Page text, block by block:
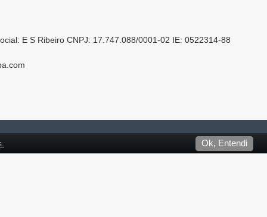
E S Ribeiro CNPJ: 17.747.088/0001-02 IE: 0522314-88
Ok, Entendi